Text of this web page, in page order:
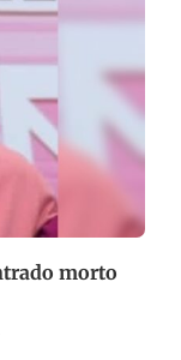
morto